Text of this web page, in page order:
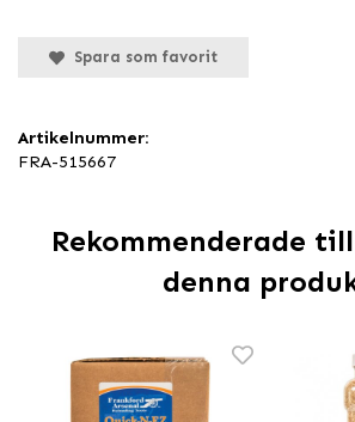
Spara som favorit
Artikelnummer:
FRA-515667
Rekommenderade
denna